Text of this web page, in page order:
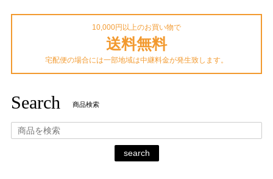
10,000円以上のお買い物で
送料無料
宅配便の場合には一部地域は中継料金が発生致します。
Search 商品検索
search